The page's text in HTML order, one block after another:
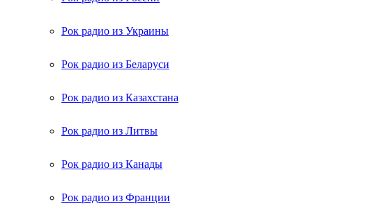
Рок радио из Украины
Рок радио из Беларуси
Рок радио из Казахстана
Рок радио из Литвы
Рок радио из Канады
Рок радио из Франции